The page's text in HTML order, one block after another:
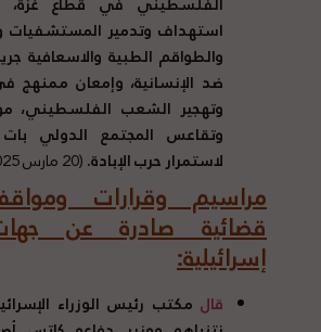
استهداف وتدمير المستشفيات
والطواقم الطبية والاسعافية
ضد الإنسانية، وإمعان ممنهج
وتهجير الشعب الفلسطيني،
وتقاعس المجتمع الدولي
لاستمرار حرب الإبادة.(20 مارس 2025)
مراسيم وقرارات
قضائية صادرة عن
إسرائيلية:
قال مكتب رئيس الوزراء